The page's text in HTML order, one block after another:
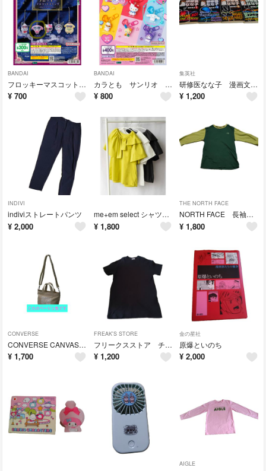
BANDAI
フロッキーマスコットスイング マイメロディ
¥ 700
BANDAI
カラとも サンリオ シナモン
¥ 800
集英社
研修医なな子 漫画文庫 １-４巻
¥ 1,200
INDIVI
indiviストレートパンツ
¥ 2,000
me+em select シャツブラウス
¥ 1,800
THE NORTH FACE
NORTH FACE 長袖カットソー
¥ 1,800
CONVERSE
CONVERSE CANVAS 2WAY ショルダーバック
¥ 1,700
FREAK'S STORE
フリークスストア チュニックTシャツ
¥ 1,200
金の星社
原爆といのち
¥ 2,000
AIGLE